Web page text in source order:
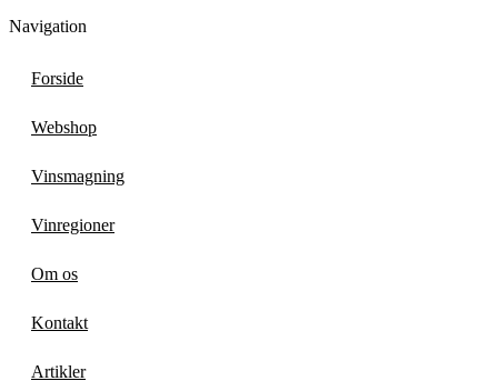
Navigation
Forside
Webshop
Vinsmagning
Vinregioner
Om os
Kontakt
Artikler